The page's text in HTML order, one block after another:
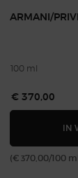
SANTAL DAN
ARMANI/
100 ml
€ 370,00
IN
(€ 370,00/100